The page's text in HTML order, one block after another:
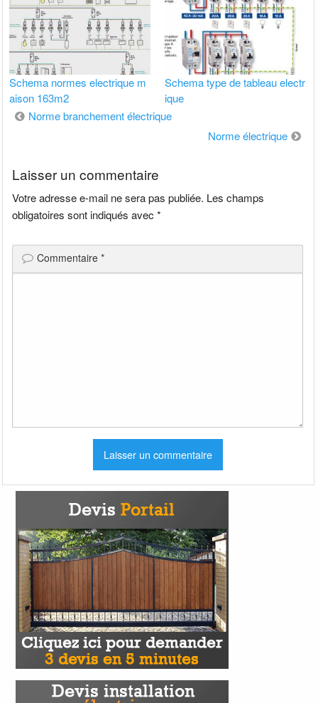
Schema normes electrique m
aison 163m2
Schema type de tableau electr
ique
Navigation
Norme branchement électrique
Norme électrique
Laisser un commentaire
Votre adresse e-mail ne sera pas publiée. Les champs
obligatoires sont indiqués avec*
Commentaire*